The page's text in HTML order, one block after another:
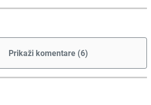
Prikaži komentare (6)